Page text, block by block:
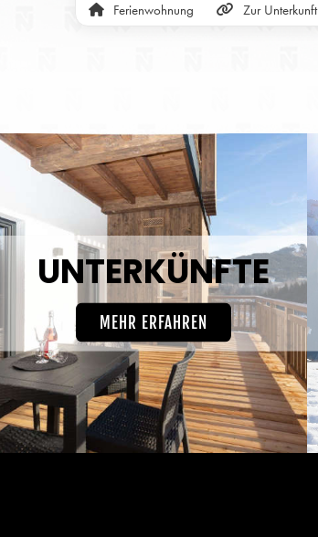
Ferienwohnung Zur Unterkunft
UNTERKÜNFTE
MEHR ERFAHREN